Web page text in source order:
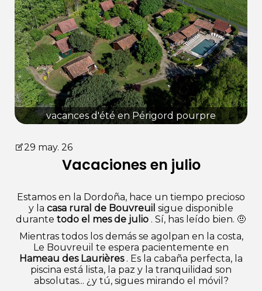
vacances d'été en Périgord pourpre
29 may. 26
Vacaciones en julio
Estamos en la Dordoña, hace un tiempo precioso
y la casa rural de Bouvreuil sigue disponible
durante todo el mes de julio . Sí, has leído bien. 🤨
Mientras todos los demás se agolpan en la costa,
Le Bouvreuil te espera pacientemente en
Hameau des Laurières. Es la cabaña perfecta, la
piscina está lista, la paz y la tranquilidad son
absolutas... ¿y tú, sigues mirando el móvil?